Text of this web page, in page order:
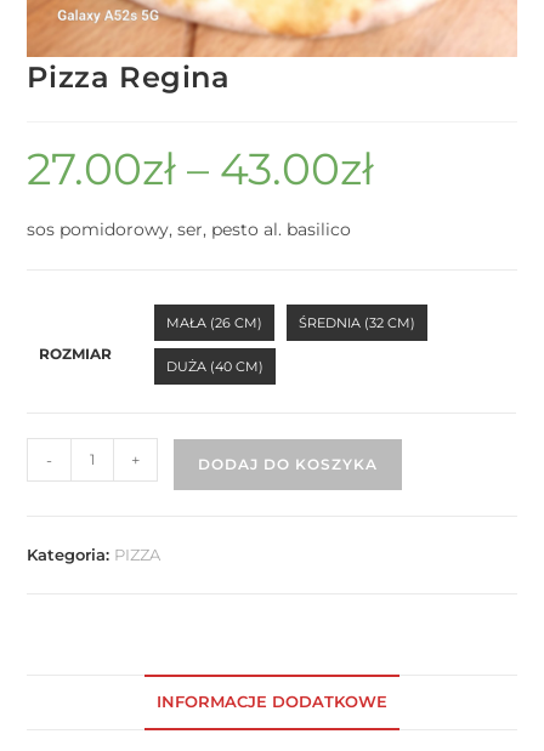
Pizza Regina
27.00zł – 43.00zł
sos pomidorowy, ser, pesto al. basilico
ROZMIAR
MAŁA (26 CM) ŚREDNIA (32 CM)
DUŻA (40 CM)
- + DODAJ DO KOSZYKA
Kategoria: PIZZA
INFORMACJE DODATKOWE